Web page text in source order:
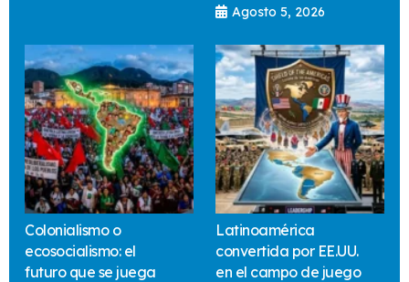
Agosto 5, 2026
Colonialismo o
ecosocialismo: el
futuro que se juega
Latinoamérica
convertida por EE.UU.
en el campo de juego